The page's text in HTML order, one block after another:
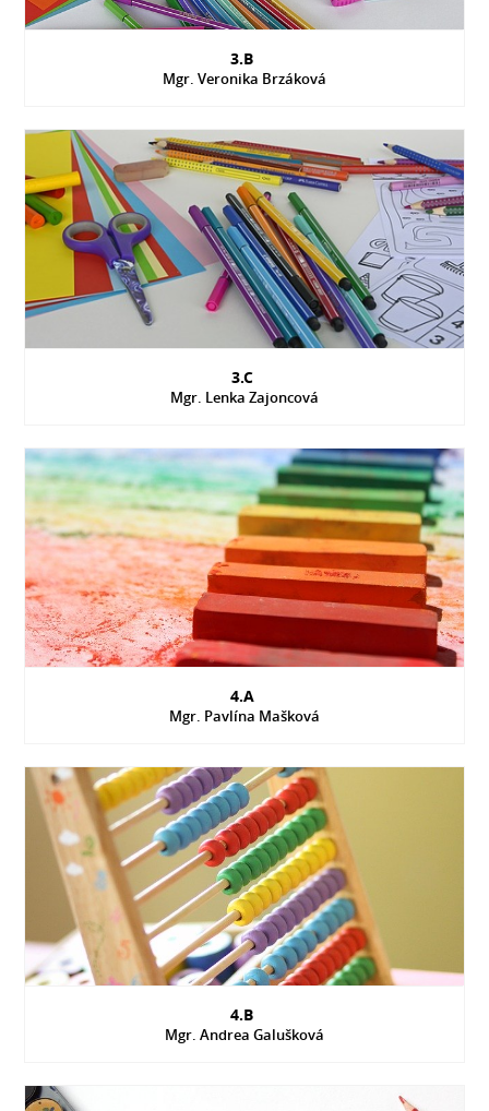
3.B
Mgr. Veronika Brzáková
3.C
Mgr. Lenka Zajoncová
4.A
Mgr. Pavlína Mašková
4.B
Mgr. Andrea Galušková